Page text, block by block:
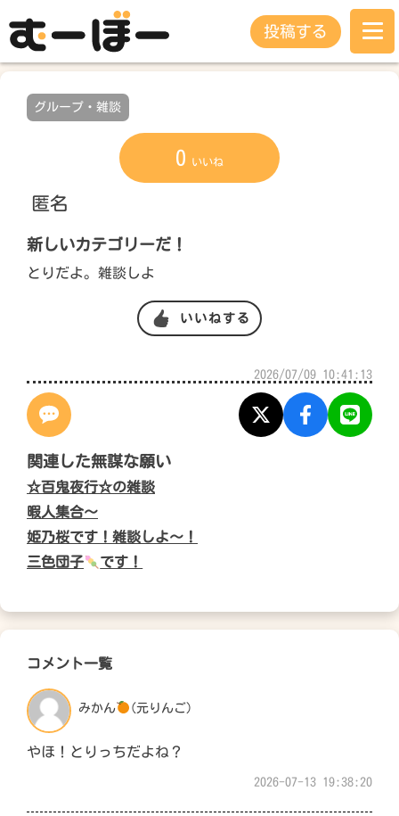
投稿する
グループ・雑談
0 いいね
匿名
新しいカテゴリーだ！
とりだよ。雑談しよ
いいねする
2026/07/09 10:41:13
関連した無謀な願い
☆百鬼夜行☆の雑談
暇人集合〜
姫乃桜です！雑談しよ〜！
三色団子
です！
コメント一覧
みかん (元りんご)
やほ！とりっちだよね？
2026-07-13 19:38:20